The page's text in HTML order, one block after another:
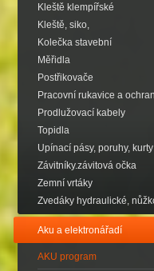
Kleště klempířské
Kleště, siko,
Kolečka stavební
Měřidla
Postřikovače
Pracovní rukavice a
Prodlužovací kabely
Topidla
Upínací pásy, poruhy,
Závitníky.závitová očka
Zemní vrtáky
Zvedáky hydraulické,
Aku a elektronářadí
AKU program